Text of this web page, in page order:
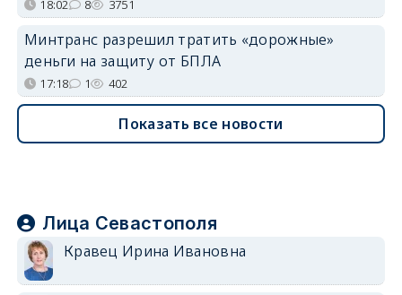
18:02 8 3751
Минтранс разрешил тратить «дорожные»
деньги на защиту от БПЛА
17:18 1 402
Показать все новости
Лица Севастополя
Кравец Ирина Ивановна